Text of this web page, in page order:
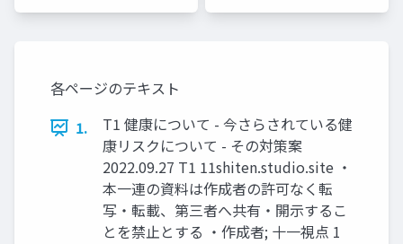
各ページのテキスト
1.
T1 健康について - 今さらされている健
康リスクについて - その対策案
2022.09.27 T1 11shiten.studio.site ・
本一連の資料は作成者の許可なく転
写・転載、第三者へ共有・開示するこ
とを禁止とする ・作成者; 十一視点 1